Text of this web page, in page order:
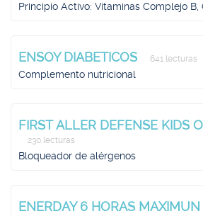
Principio Activo: Vitaminas Complejo B,
ENSOY DIABETICOS 641 lecturas
Complemento nutricional
FIRST ALLER DEFENSE KIDS
230 lecturas
Bloqueador de alérgenos
ENERDAY 6 HORAS MAXIMUN